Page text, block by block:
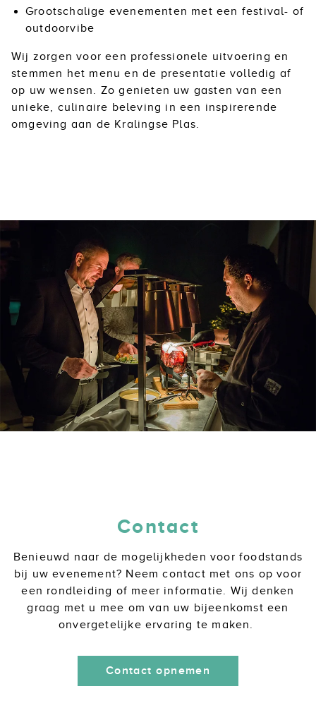
Grootschalige evenementen met een festival- of
outdoorvibe
Wij zorgen voor een professionele uitvoering en
stemmen het menu en de presentatie volledig af
op uw wensen. Zo genieten uw gasten van een
unieke, culinaire beleving in een inspirerende
omgeving aan de Kralingse Plas.
Contact
Benieuwd naar de mogelijkheden voor foodstands
bij uw evenement? Neem contact met ons op voor
een rondleiding of meer informatie. Wij denken
graag met u mee om van uw bijeenkomst een
onvergetelijke ervaring te maken.
Contact opnemen